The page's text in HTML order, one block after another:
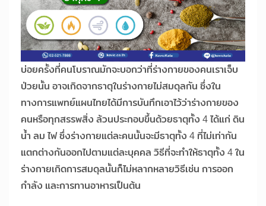
บ่อยครั้งที่คนโบราณมักจะบอกว่าที่ร่างกายของคนเราเจ็บ
ป่วยนั้น อาจเกิดจากธาตุในร่างกายไม่สมดุลกัน ซึ่งใน
ทางการแพทย์แผนไทยได้มีการบันทึกเอาไว้ว่าร่างกายของ
คนหรือทุกสรรพสิ่ง ล้วนประกอบขึ้นด้วยธาตุทั้ง 4 ได้แก่ ดิน
น้ำ ลม ไฟ ซึ่งร่างกายแต่ละคนนั้นจะมีธาตุทั้ง 4 ที่ไม่เท่ากัน
แตกต่างกันออกไปตามแต่ละบุคคล วิธีที่จะทำให้ธาตุทั้ง 4 ใน
ร่างกายเกิดการสมดุลนั้นก็ไม่หลากหลายวิธีเช่น การออก
กำลัง และการทานอาหารเป็นต้น